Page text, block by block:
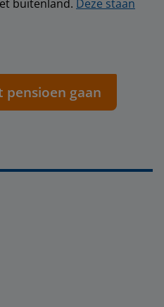
buitenland. Deze staan
pensioen gaan